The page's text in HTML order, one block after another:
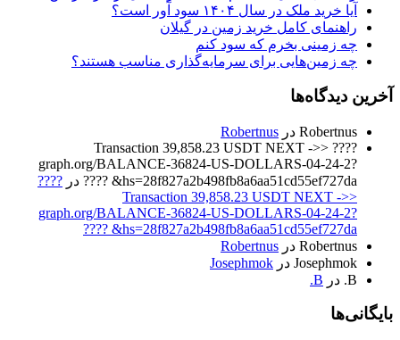
آیا خرید ملک در سال ۱۴۰۴ سود آور است؟
راهنمای کامل خرید زمین در گیلان
چه زمینی بخرم که سود کنم
چه زمین‌هایی برای سرمایه‌گذاری مناسب هستند؟
آخرین دیدگاه‌ها
Robertnus در Robertnus
???? Transaction 39,858.23 USDT NEXT ->>
graph.org/BALANCE-36824-US-DOLLARS-04-24-2?
hs=28f827a2b498fb8a6aa51cd55ef727da& ????
در ????
Transaction 39,858.23 USDT NEXT ->>
graph.org/BALANCE-36824-US-DOLLARS-04-24-2?
hs=28f827a2b498fb8a6aa51cd55ef727da& ????
Robertnus در Robertnus
Josephmok در Josephmok
B. در B.
بایگانی‌ها